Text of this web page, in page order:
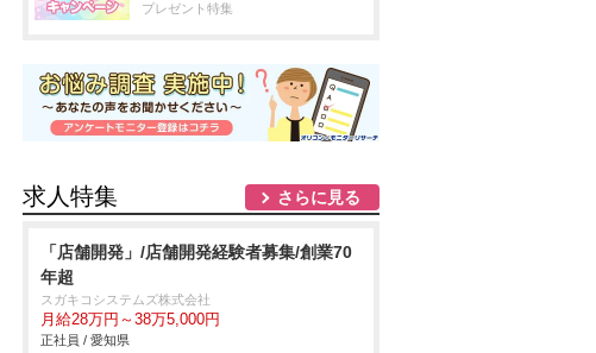
プレゼント特集
求人特集 さらに見る
「店舗開発」/店舗開発経験者募集/創業70
年超
スガキコシステムズ株式会社
月給28万円～38万5,000円
正社員 / 愛知県